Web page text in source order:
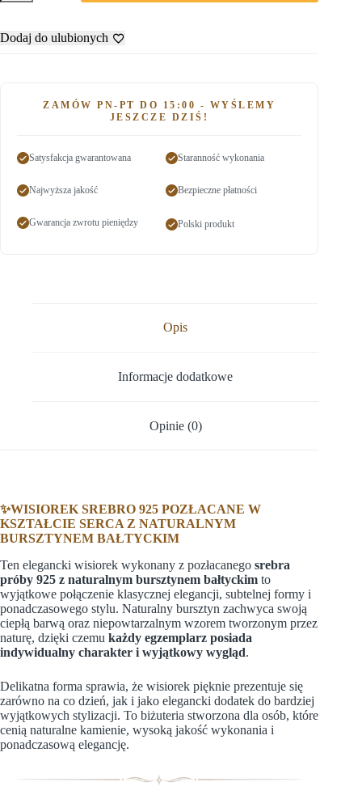
Dodaj do ulubionych
ZAMÓW PN-PT DO 15:00 - WYŚLEMY
JESZCZE DZIŚ!
Satysfakcja gwarantowana Staranność wykonania
Najwyższa jakość Bezpieczne płatności
Gwarancja zwrotu pieniędzy Polski produkt
Opis
Informacje dodatkowe
Opinie (0)
✨WISIOREK SREBRO 925 POZŁACANE W
KSZTAŁCIE SERCA Z NATURALNYM
BURSZTYNEM BAŁTYCKIM
Ten elegancki wisiorek wykonany z pozłacanego srebra
próby 925 z naturalnym bursztynem bałtyckim to
wyjątkowe połączenie klasycznej elegancji, subtelnej formy i
ponadczasowego stylu. Naturalny bursztyn zachwyca swoją
ciepłą barwą oraz niepowtarzalnym wzorem tworzonym przez
naturę, dzięki czemu każdy egzemplarz posiada
indywidualny charakter i wyjątkowy wygląd.
Delikatna forma sprawia, że wisiorek pięknie prezentuje się
zarówno na co dzień, jak i jako elegancki dodatek do bardziej
wyjątkowych stylizacji. To biżuteria stworzona dla osób, które
cenią naturalne kamienie, wysoką jakość wykonania i
ponadczasową elegancję.